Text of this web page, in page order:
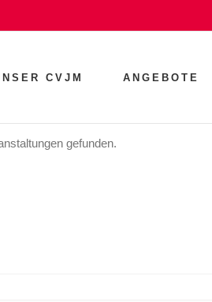
CVJM ANGEBOTE
gefunden.